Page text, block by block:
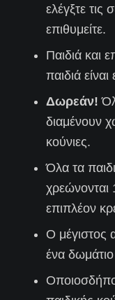
ελέγξτε
επιθυμείτε.
Παιδιά και
παιδιά
Δωρεάν!
διαμένουν
κούνιες.
Όλα τα
χρεώνονται
επιπλέον
Ο μέγιστος
ένα δωμάτιο